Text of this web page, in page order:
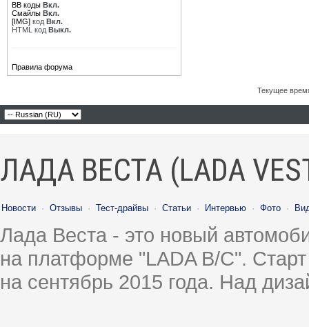
BB коды Вкл.
Смайлы Вкл.
[IMG] код Вкл.
HTML код Выкл.
Правила форума
Текущее
ЛАДА ВЕСТА (LADA
Новости · Отзывы · Тест-драйвы · Статьи · Интервью · Фото ·
Лада Веста - это новый
на платформе "LADA B/C".
на сентябрь 2015 года. Над